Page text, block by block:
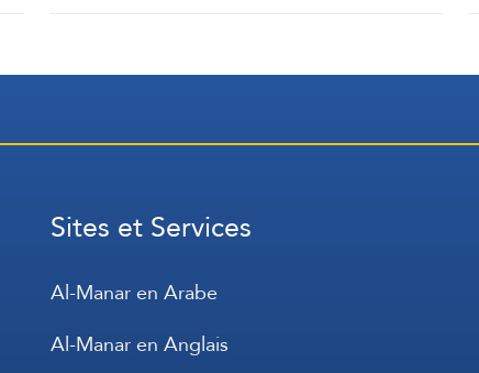
déroulent dans une
Sites et Services
Al-Manar en Arabe
Al-Manar en Anglais